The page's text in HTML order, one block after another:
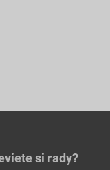
si rady?